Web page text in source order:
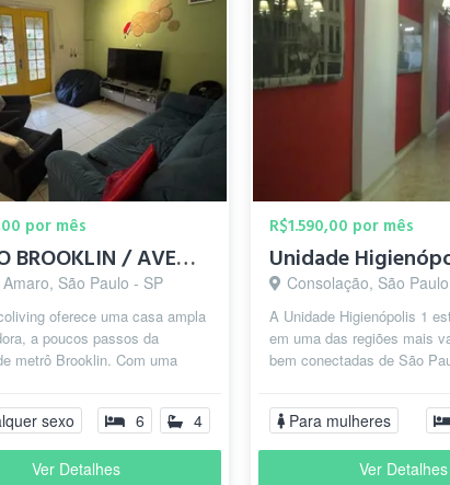
por mês
METRO BROOKLIN / AVENIDA SANTO AMARO - QUARTO BEM LOCALIZADO
São Paulo - SP
oferece uma casa ampla
a poucos passos da
metrô Brooklin. Com uma
sexo 6 4
Ver Detalhes
R$1.590,00 por mês
Consolação, São
A Unidade Higienópolis 1
em uma das regiões mais
bem conectadas de São
Para mulheres
Ver Detalhes